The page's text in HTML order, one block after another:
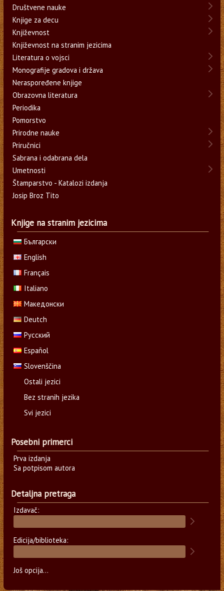
Društvene nauke
Knjige za decu
Književnost
Književnost na stranim jezicima
Literatura o vojsci
Monografije gradova i država
Neraspoređene knjige
Obrazovna literatura
Periodika
Pomorstvo
Prirodne nauke
Priručnici
Sabrana i odabrana dela
Umetnosti
Štamparstvo - Katalozi izdanja
Josip Broz Tito
Knjige na stranim jezicima
Български
English
Français
Italiano
Македонски
Deutch
Русский
Español
Slovenščina
Ostali jezici
Bez stranih jezika
Svi jezici
Posebni primerci
Prva izdanja
Sa potpisom autora
Detaljna pretraga
Izdavač:
Edicija/biblioteka:
Još opcija...